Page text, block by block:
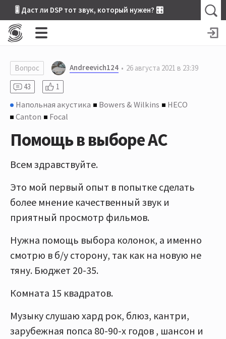
🎚 Даст ли DSP тот звук, который нужен? 🎛
Вопрос Andreevich124
26 августа 2021 в 23:39
43
1
Напольная акустика Bowers & Wilkins
HECO
Canton
Focal
Помощь в выборе АС
Всем здравствуйте.
Это мой первый опыт в попытке сделать
более мнение качественный звук и
приятный просмотр фильмов.
Нужна помощь выбора колонок, а именно
смотрю в б/у сторону, так как на новую не
тяну. Бюджет 20-35.
Комната 15 квадратов.
Музыку слушаю хард рок, блюз, кантри,
зарубежная попса 80-90-х годов , шансон и